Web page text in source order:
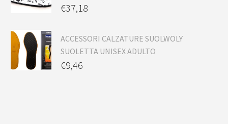
€37,18
ACCESSORI CALZATURE SUOLWOLY
SUOLETTA UNISEX ADULTO
€9,46